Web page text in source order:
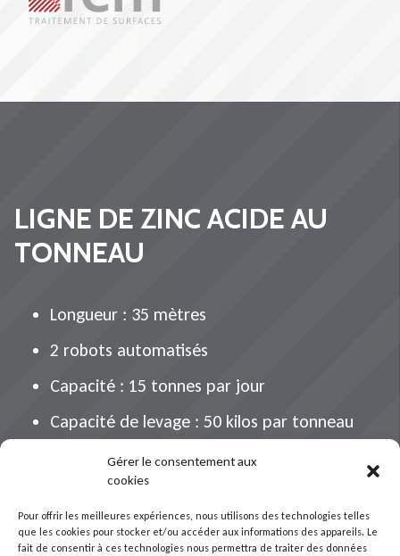
Gérer le consentement aux
cookies
Pour offrir les meilleures expériences, nous utilisons des technologies telles
que les cookies pour stocker et/ou accéder aux informations des appareils. Le
fait de consentir à ces technologies nous permettra de traiter des données
LIGNE DE ZINC ACIDE AU
TONNEAU
Longueur : 35 mètres
2 robots automatisés
Capacité : 15 tonnes par jour
Capacité de levage : 50 kilos par tonneau
LONGUEUR DE TONNEAU